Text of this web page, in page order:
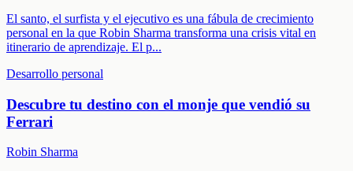
El santo, el surfista y el ejecutivo es una fábula de crecimiento
personal en la que Robin Sharma transforma una crisis vital en
itinerario de aprendizaje. El p...
Desarrollo personal
Descubre tu destino con el monje que vendió su
Ferrari
Robin Sharma